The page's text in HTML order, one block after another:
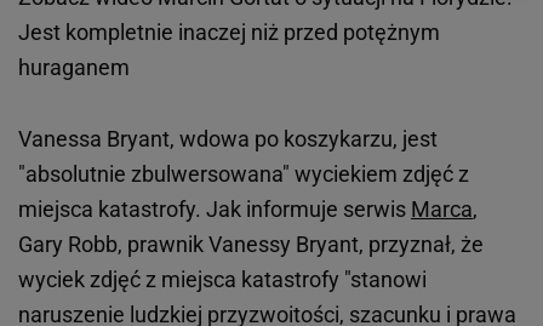
Jest kompletnie inaczej niż przed potężnym
huraganem
Vanessa Bryant, wdowa po koszykarzu, jest
"absolutnie zbulwersowana" wyciekiem zdjęć z
miejsca katastrofy. Jak informuje serwis Marca,
Gary Robb, prawnik Vanessy Bryant, przyznał, że
wyciek zdjęć z miejsca katastrofy "stanowi
naruszenie ludzkiej przyzwoitości, szacunku i prawa